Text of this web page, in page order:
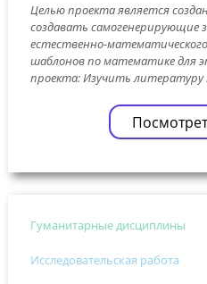
Целью проекта является
создавать самогенерирующие
естественно-
шаблонов по математике для
проекта: Изучить литературу
Гуманитарные дисциплины
Исследовательская работа